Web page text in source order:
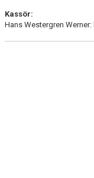
Kassör:
Hans Westergren Werner: